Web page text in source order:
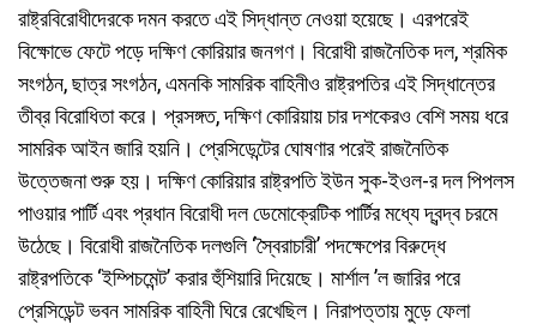
রাষ্ট্রবিরোধীদেরকে দমন করতে এই সিদ্ধান্ত নেওয়া হয়েছে। এরপরেই
বিক্ষোভে ফেটে পড়ে দক্ষিণ কোরিয়ার জনগণ। বিরোধী রাজনৈতিক দল, শ্রমিক
সংগঠন, ছাত্র সংগঠন, এমনকি সামরিক বাহিনীও রাষ্ট্রপতির এই সিদ্ধান্তের
তীব্র বিরোধিতা করে। প্রসঙ্গত, দক্ষিণ কোরিয়ায় চার দশকেরও বেশি সময় ধরে
সামরিক আইন জারি হয়নি। প্রেসিডেন্টের ঘোষণার পরেই রাজনৈতিক
উত্তেজনা শুরু হয়। দক্ষিণ কোরিয়ার রাষ্ট্রপতি ইউন সুক-ইওল-র দল পিপলস
পাওয়ার পার্টি এবং প্রধান বিরোধী দল ডেমোক্রেটিক পার্টির মধ্যে দ্বন্দ্ব চরমে
উঠেছে। বিরোধী রাজনৈতিক দলগুলি ‘স্বৈরাচারী’ পদক্ষেপের বিরুদ্ধে
রাষ্ট্রপতিকে ‘ইম্পিচমেন্ট’ করার হুঁশিয়ারি দিয়েছে। মার্শাল ’ল জারির পরে
প্রেসিডেন্ট ভবন সামরিক বাহিনী ঘিরে রেখেছিল। নিরাপত্তায় মুড়ে ফেলা